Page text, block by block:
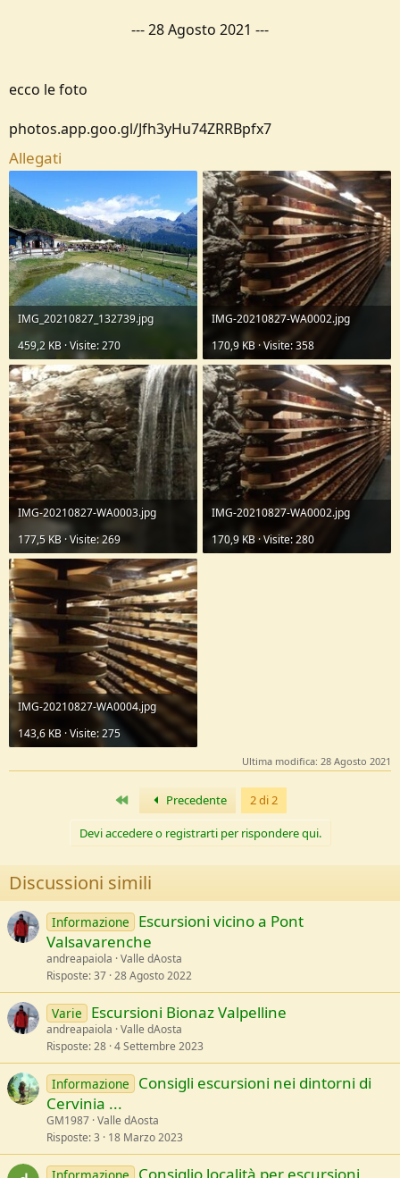
---28 Agosto 2021 ---
ecco le foto
photos.app.goo.gl/Jfh3yHu74ZRRBpfx7
Allegati
IMG_20210827_132739.jpg
459,2 KB · Visite: 270
IMG-20210827-WA0002.jpg
170,9 KB · Visite: 358
IMG-20210827-WA0003.jpg
177,5 KB · Visite: 269
IMG-20210827-WA0002.jpg
170,9 KB · Visite: 280
IMG-20210827-WA0004.jpg
143,6 KB · Visite: 275
Ultima modifica: 28 Agosto 2021
Primo Precedente 2 di 2
Devi accedere o registrarti per rispondere qui.
Discussioni simili
Informazione
Escursioni vicino a Pont
Valsavarenche
andreapaiola Valle dAosta
Risposte 37 28 Agosto 2022
Varie Escursioni Bionaz Valpelline
andreapaiola Valle dAosta
Risposte 28 4 Settembre 2023
Informazione
Consigli escursioni nei dintorni di
Cervinia ...
GM1987 Valle dAosta
Risposte 3 18 Marzo 2023
Informazione Consiglio località per escursioni